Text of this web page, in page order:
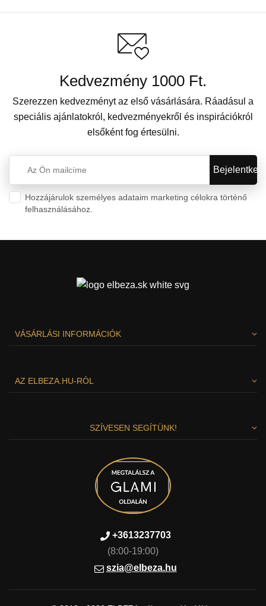
Kedvezmény 1000 Ft.
Szerezzen kedvezményt az első vásárlására. Ráadásul a
speciális ajánlatokról, kedvezményekről és inspirációkról
elsőként fog értesülni.
Hozzájárulok személyes adataim marketing célokra történő
felhasználásához.
VÁSÁRLÁSI INFORMÁCIÓK
AZ ELBEZA.HU-RÓL
SZÍVESEN SEGÍTÜNK!
+3613237703
(8:00-19:00)
szia@elbeza.hu
Tiszteletben tarjuk az Ön személyes
Ez az oldal sütiket használ, hogy nagyszerű böngészési
élményt nyújtson. Minden fontos információ megtalálható a
Cookie-k weboldalán. A szükséges cookie-k automatikusan
válnak aktívvá. Ha egyetért az összes cookie elfogadásával
ezen a weboldalon, ezt az „Egyetértek és folytatom” gombra